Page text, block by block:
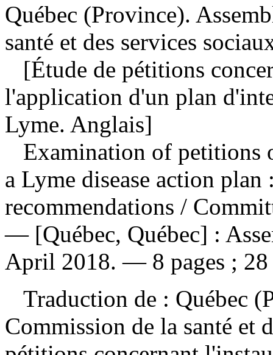
Québec (Province).
santé et des services
[Étude de pétitions
l'application d'un plan
Lyme. Anglais]
Examination of petitions
a Lyme disease action
recommendations /
— [Québec, Québec] :
April 2018. — 8 pages ; 28
Traduction de : Québec
Commission de la santé et